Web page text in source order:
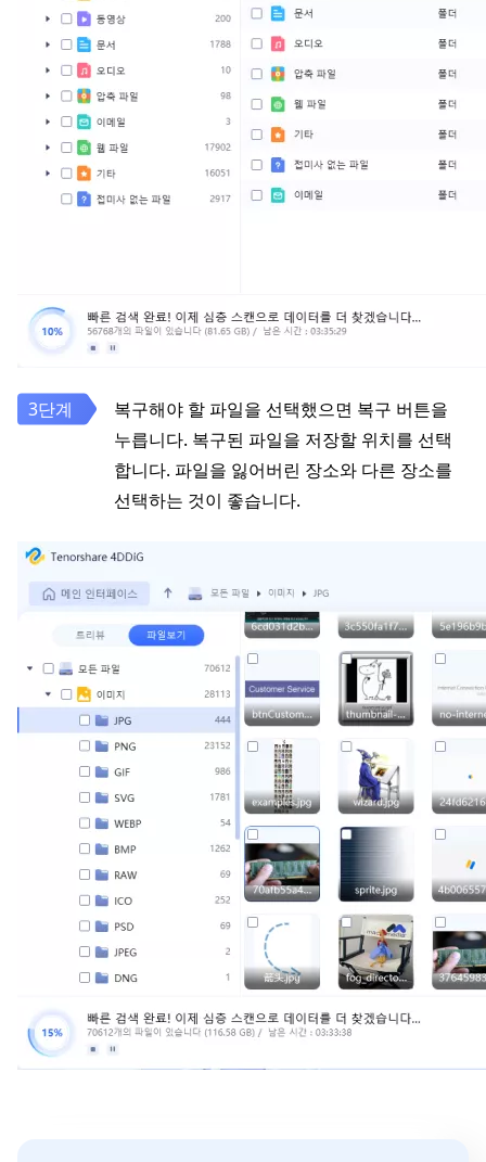
복구해야 할 파일을 선택했으면 복구 버튼을
누릅니다. 복구된 파일을 저장할 위치를 선택
합니다. 파일을 잃어버린 장소와 다른 장소를
선택하는 것이 좋습니다.